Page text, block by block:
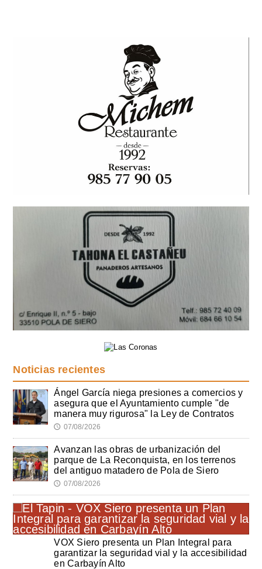
Noticias recientes
Ángel García niega presiones a comercios y
asegura que el Ayuntamiento cumple "de
manera muy rigurosa" la Ley de Contratos
🕔 07/08/2026
Avanzan las obras de urbanización del
parque de La Reconquista, en los terrenos
del antiguo matadero de Pola de Siero
🕔 07/08/2026
VOX Siero presenta un Plan Integral para
garantizar la seguridad vial y la accesibilidad
en Carbayín Alto